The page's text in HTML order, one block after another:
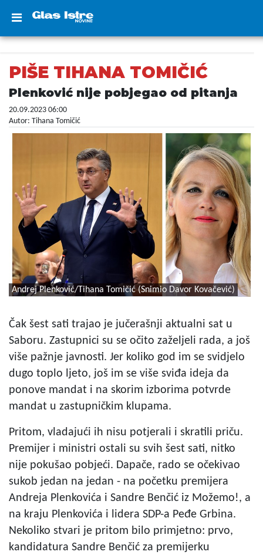
PIŠE TIHANA TOMIČIĆ
Plenković nije pobjegao od pitanja
20.09.2023 06:00
Autor: Tihana Tomičić
Andrej Plenković/Tihana Tomičić (Snimio Davor Kovačević)
Čak šest sati trajao je jučerašnji aktualni sat u
Saboru. Zastupnici su se očito zaželjeli rada, a još
više pažnje javnosti. Jer koliko god im se svidjelo
dugo toplo ljeto, još im se više sviđa ideja da
ponove mandat i na skorim izborima potvrde
mandat u zastupničkim klupama.
Pritom, vladajući ih nisu potjerali i skratili priču.
Premijer i ministri ostali su svih šest sati, nitko
nije pokušao pobjeći. Dapače, rado se očekivao
sukob jedan na jedan - na početku premijera
Andreja Plenkovića i Sandre Benčić iz Možemo!, a
na kraju Plenkovića i lidera SDP-a Peđe Grbina.
Nekoliko stvari je pritom bilo primjetno: prvo,
kandidatura Sandre Benčić za premijerku